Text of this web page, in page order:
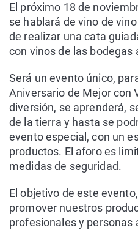
El próximo 18 de
se hablará de vino de
de realizar una cata
con vinos de las bodegas
Será un evento único,
Aniversario de Mejor con
diversión, se aprenderá,
de la tierra y hasta se
evento especial, con un
productos. El aforo es
medidas de seguridad.
El objetivo de este
promover nuestros
profesionales y personas